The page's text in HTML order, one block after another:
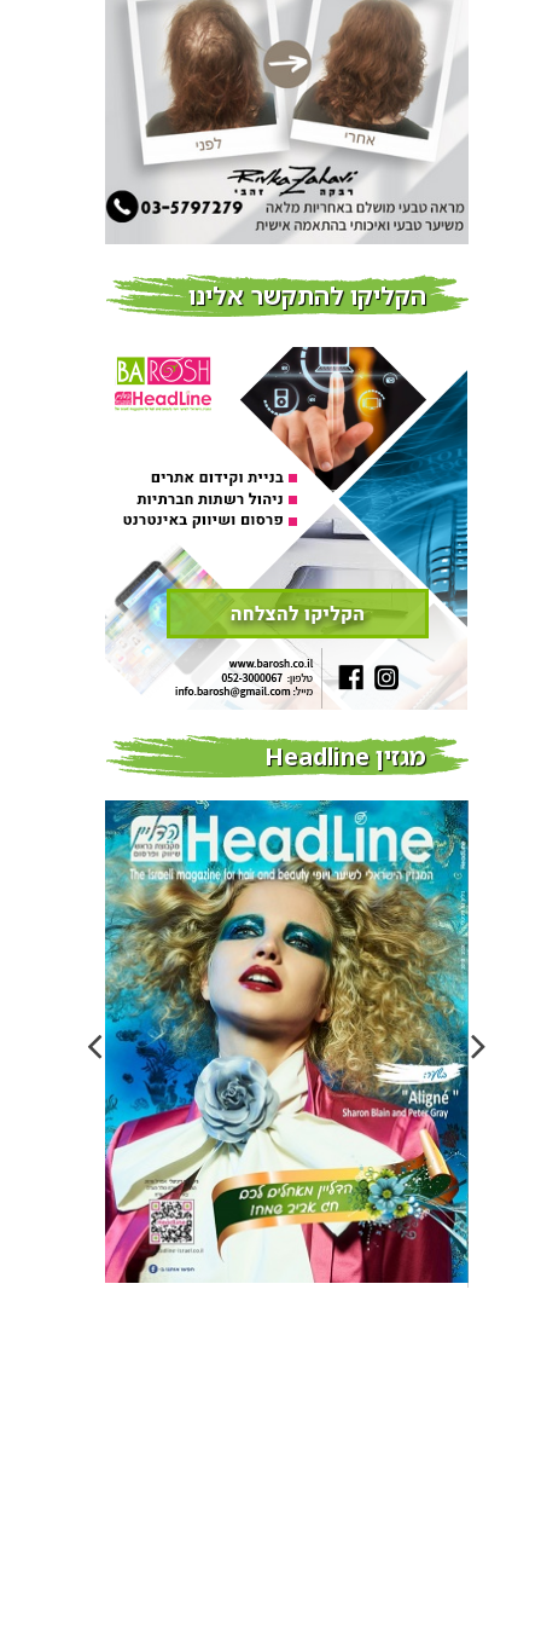
צמידי שיער – המומחים
לצמידי שיער ברמת השרון
חדשות
פרוברי PROBERRY מוצרי
שיער מבוססי גוג’י ברי
חדש על המדף
כובשת את השטח עם יום
הדרכה מוצלח נוסף
אירועים בארץ
הקליקו להתקשר אלינו
מגזין Headline